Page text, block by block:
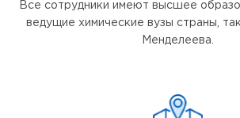
Все сотрудники имеют высшее
ведущие химические вузы страны,
Менделеева.